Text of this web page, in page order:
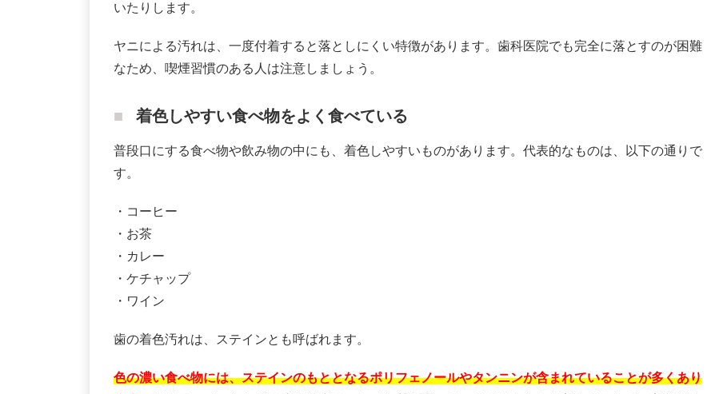
いたりします。
ヤニによる汚れは、一度付着すると落としにくい特徴があります。歯科医院でも完全に落とすのが困難
なため、喫煙習慣のある人は注意しましょう。
着色しやすい食べ物をよく食べている
普段口にする食べ物や飲み物の中にも、着色しやすいものがあります。代表的なものは、以下の通りで
す。
・コーヒー
・お茶
・カレー
・ケチャップ
・ワイン
歯の着色汚れは、ステインとも呼ばれます。
色の濃い食べ物には、ステインのもととなるポリフェノールやタンニンが含まれていることが多くあり